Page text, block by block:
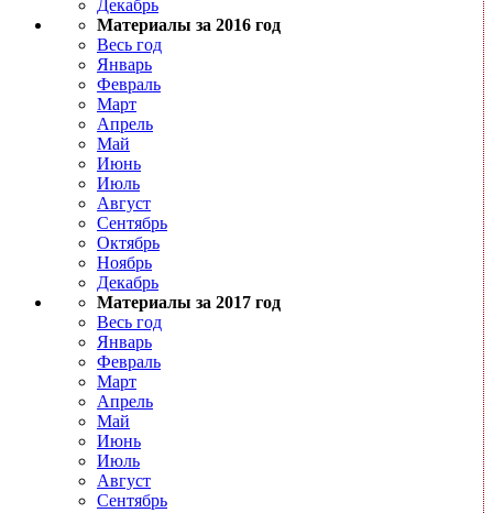
Декабрь
Материалы за 2016 год
Весь год
Январь
Февраль
Март
Апрель
Май
Июнь
Июль
Август
Сентябрь
Октябрь
Ноябрь
Декабрь
Материалы за 2017 год
Весь год
Январь
Февраль
Март
Апрель
Май
Июнь
Июль
Август
Сентябрь